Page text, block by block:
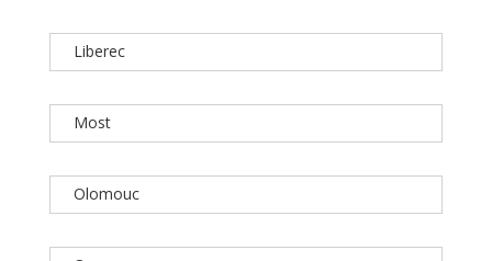
Liberec
Most
Olomouc